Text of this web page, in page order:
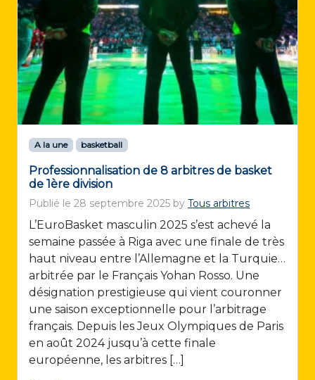
A la une basketball
Professionnalisation de 8 arbitres de basket
de 1ère division
Publié le 28 septembre 2025 by Tous arbitres
L’EuroBasket masculin 2025 s’est achevé la
semaine passée à Riga avec une finale de très
haut niveau entre l’Allemagne et la Turquie…
arbitrée par le Français Yohan Rosso. Une
désignation prestigieuse qui vient couronner
une saison exceptionnelle pour l’arbitrage
français. Depuis les Jeux Olympiques de Paris
en août 2024 jusqu’à cette finale
européenne, les arbitres […]